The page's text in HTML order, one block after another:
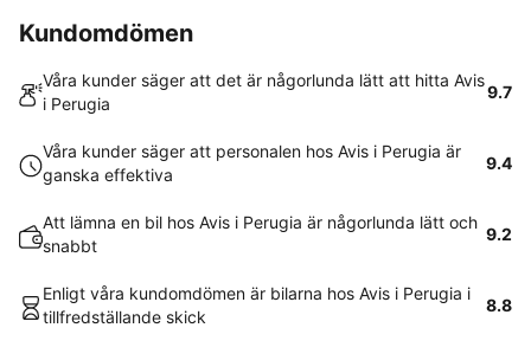
Kundomdömen
Våra kunder säger att det är någorlunda lätt att hitta Avis
i Perugia
9.7
Våra kunder säger att personalen hos Avis i Perugia är
ganska effektiva
9.4
Att lämna en bil hos Avis i Perugia är någorlunda lätt och
snabbt
9.2
Enligt våra kundomdömen är bilarna hos Avis i Perugia i
tillfredställande skick
8.8